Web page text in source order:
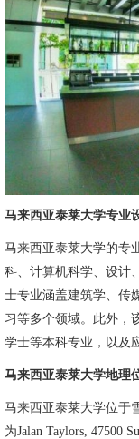
马来西亚泰莱大学专业
马来西亚泰莱大学的专
科、计算机科学、设计
士专业涵盖建筑学、传
习等多个领域。此外，
学士等本科专业，以及
马来西亚泰莱大学地理
马来西亚泰莱大学位于
为Jalan Taylors, 47500